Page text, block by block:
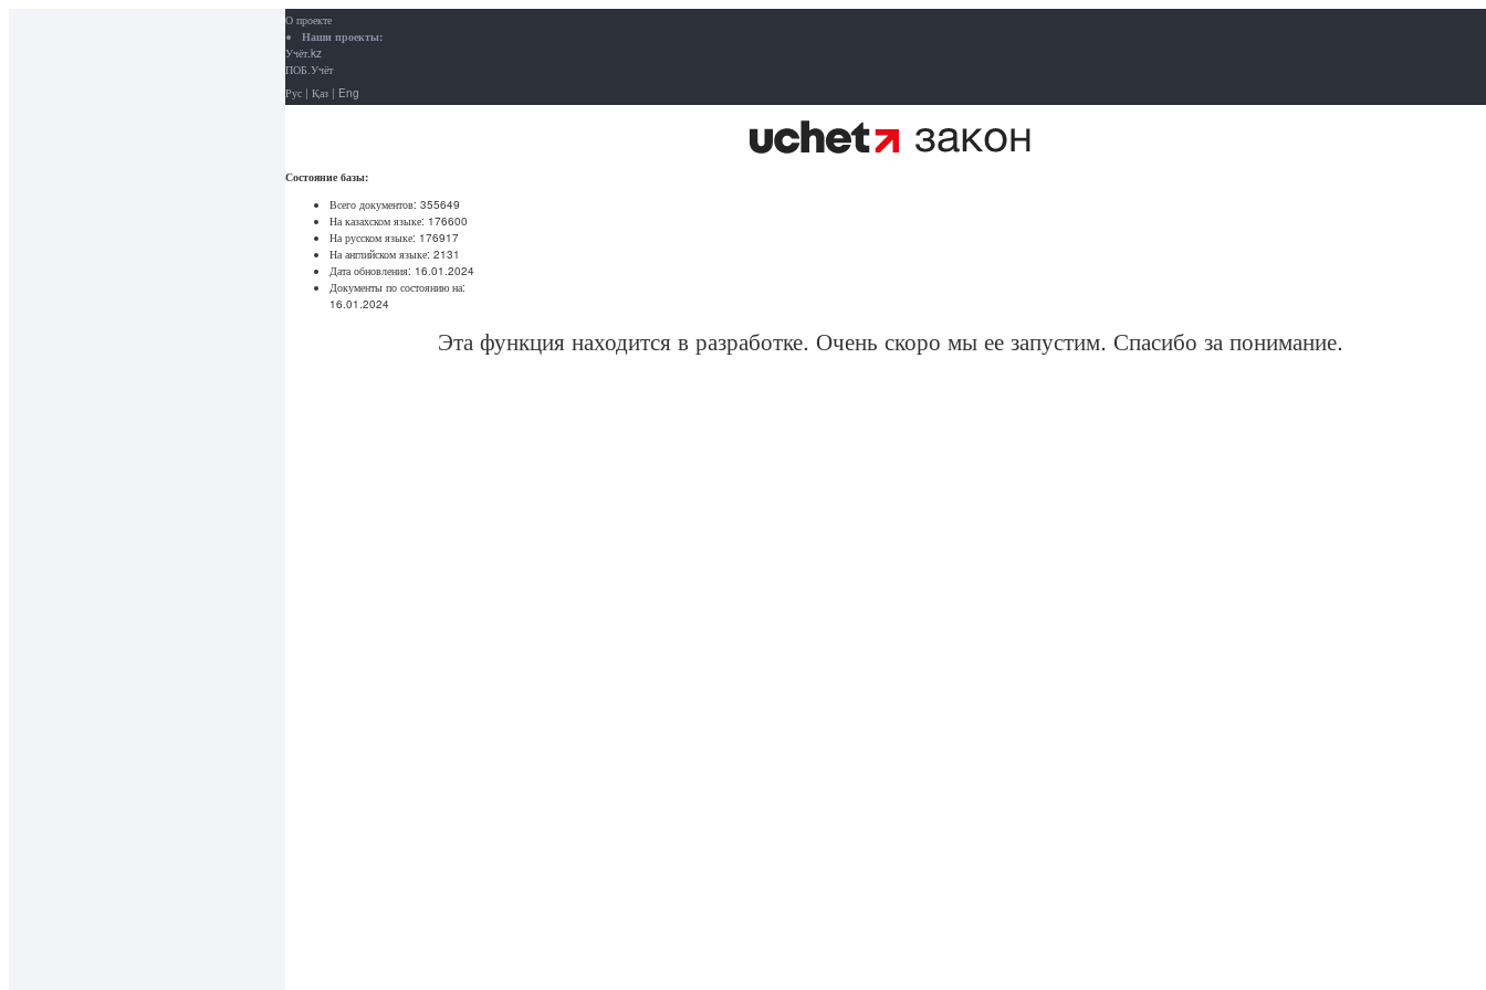
О проекте
Наши проекты:
Учёт.kz
ПОБ.Учёт
Рус | Қаз | Eng
Состояние базы:
Всего документов: 355649
На казахском языке: 176600
На русском языке: 176917
На английском языке: 2131
Дата обновления: 16.01.2024
Документы по состоянию на:
16.01.2024
Эта функция находится в разработке. Очень скоро мы ее запустим. Спасибо за понимание.